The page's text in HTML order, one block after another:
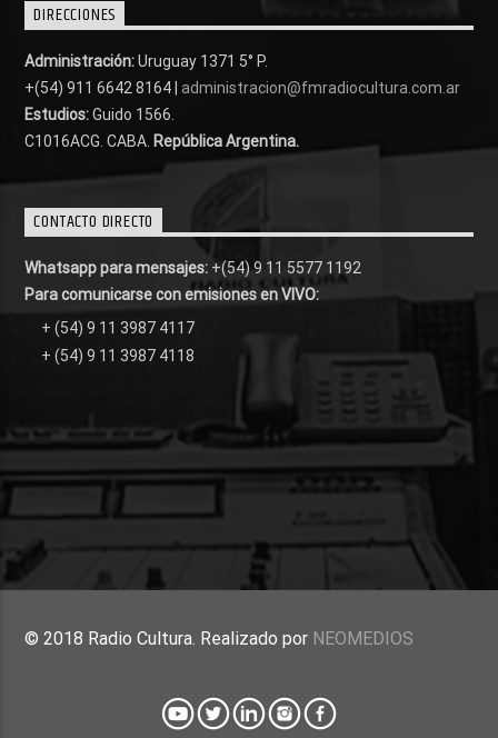
DIRECCIONES
Administración:Uruguay 1371 5° P.
+(54) 911 6642 8164 | administracion@fmradiocultura.com.ar
Estudios:Guido 1566.
C1016ACG. CABA. República Argentina.
CONTACTO DIRECTO
Whatsapp para mensajes: +(54) 9 11 5577 1192
Para comunicarse con emisiones en VIVO:
+ (54) 9 11 3987 4117
+ (54) 9 11 3987 4118
© 2018 Radio Cultura. Realizado por NEOMEDIOS